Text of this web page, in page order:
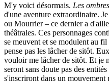
M'y voici désormais. Les
d'une aventure extraordinaire.
ou Mourrier – ce dernier a
théâtrales. Ces personnages
se meuvent et se modulent au fil
pense pas les lâcher de sitôt.
vouloir me lâcher de sitôt. Et je
seront sans doute pas des
s'inscriront dans un mouvement